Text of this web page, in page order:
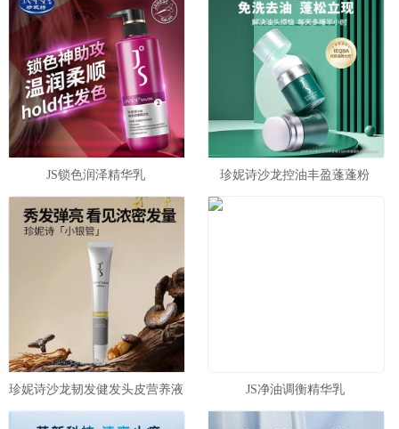
JS锁色润泽精华乳 珍妮诗沙龙控油丰盈蓬蓬粉
珍妮诗沙龙韧发健发头皮营养液 JS净油调衡精华乳